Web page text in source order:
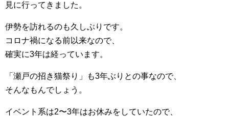
見に行ってきました。
伊勢を訪れるのも久しぶりです。
コロナ禍になる前以来なので、
確実に3年は経っています。
「瀬戸の招き猫祭り」も3年ぶりとの事なので、
そんなもんでしょう。
イベント系は2〜3年はお休みをしていたので、